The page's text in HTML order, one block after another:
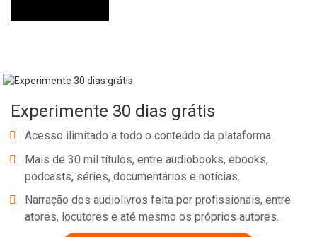
Experimente 30 dias grátis
Acesso ilimitado a todo o conteúdo da plataforma.
Mais de 30 mil títulos, entre audiobooks, ebooks,
podcasts, séries, documentários e notícias.
Narração dos audiolivros feita por profissionais, entre
atores, locutores e até mesmo os próprios autores.